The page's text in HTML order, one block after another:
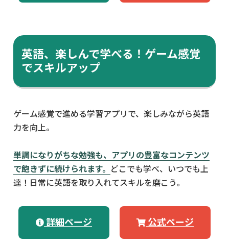
英語、楽しんで学べる！ゲーム感覚
でスキルアップ
ゲーム感覚で進める学習アプリで、楽しみながら英語
力を向上。
単調になりがちな勉強も、アプリの豊富なコンテンツ
で飽きずに続けられます。
どこでも学べ、いつでも上
達！日常に英語を取り入れてスキルを磨こう。
詳細ページ 公式ページ